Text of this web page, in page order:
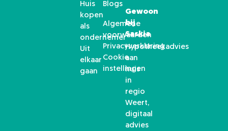
Huis
kopen
als
ondernemer
Uit
elkaar
gaan
Blogs
Algemene
voorwaarden
Privacyverklaring
Cookie
instellingen
Gewoon
bij
Saskia
Hypotheekadvies
aan
huis
in
regio
Weert,
digitaal
advies